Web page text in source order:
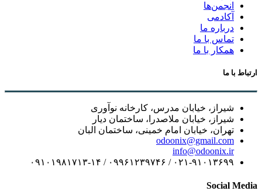
انجمن‌ها
آکادمی
درباره ما
تماس با ما
همکار با ما
ارتباط با ما
شیراز، خیابان مدرس، کارخانه نوآوری
شیراز، خیابان ملاصدرا، ساختمان دیار
تهران، خیابان امام خمینی، ساختمان البان
odoonix@gmail.com
info@odoonix.ir
۰۲۱-۹۱۰۱۳۶۹۹ / ۰۹۹۶۱۲۳۹۷۴۶ / ۰۹۱۰۱۹۸۱۷۱۳-۱۴
Social Media